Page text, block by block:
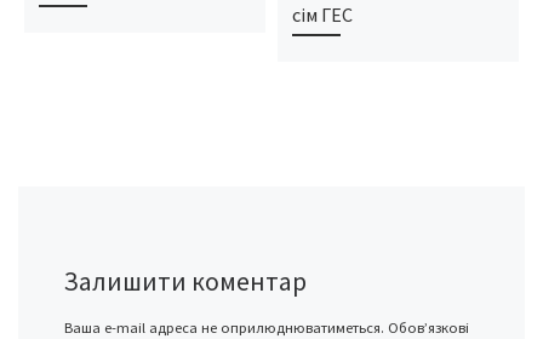
сім ГЕС
Залишити коментар
Ваша e-mail адреса не оприлюднюватиметься. Обов’язкові